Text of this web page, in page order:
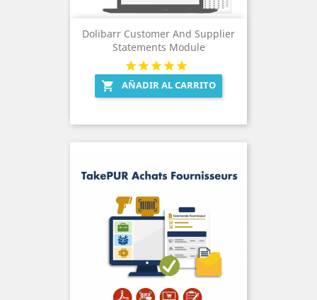
Dolibarr Customer And Supplier
Statements Module
 AÑADIR AL CARRITO